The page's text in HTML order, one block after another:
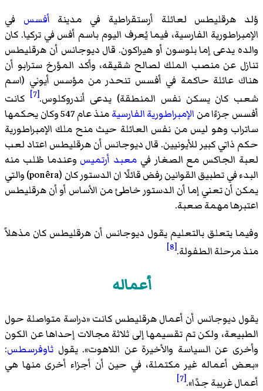
وُلد هرقليطس لعائلة أرستقراطية في مدينة أفسس في
الإمبراطورية الفارسية، فيما يُعرف اليوم باسم أفس في تركيا. كان
والده يدعى إما بلوسون أو هيراكون. قال ديوجانس أن هرقليطس
تنازل عن منصب الملك لصالح شقيقه، وأكد المؤرخ سترابو أن
هناك عائلة حاكمة في أفسس تنحدر من مؤسس أيوني (اسم
شعب كان يسكن نفس المنطقة) يدعى أندروكلوس.[7]
كانت
أفسس جزءًا من الإمبراطورية الفارسية
منذ عام 547 وكان يحكمها
ساتراب وهو ليس من نفس العائلة حيث منح ملك الإمبراطورية
حكم ذاتي كبير للأيونيين. قال ديوجانس أن هرقليطس اعتاد لعب
لعبة الجاكس مع الصغار في معبد أرتميس وعندما طُلب منه
البدء في تطبيق القوانين رفض قائلًا ان الدستور كان (ponêra) والتي
يمكن أن تعني إما أن الدستور خاطئ من الأساس أو أن هرقليطس
اعتبرها مهمة صعبة.
وفيما يتعلق بالتعليم يقول ديوجانس أن هرقليطس كان مذهلاً
منذ مرحلة الطفولة.[8]
أعماله
يقول ديوجانس أن أعمال هرقليطس كانت «دراسة متواصلة حول
الطبيعة، ولكن تم تقسيمها إلى ثلاثة مجالات إحداها عن الكون
وأخرى عن السياسة والأخيرة عن اللاهوت». يقول ثاوفرسطس:
«بعض أعماله غير مكتملة، في حين أن أجزاء أخرى منها هي
أعمال غريبة جدًا».[7]